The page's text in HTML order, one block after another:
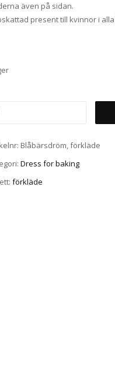
även på sidan.
present till kvinnor i
Blåbärsdröm, förkläde
Dress for baking
förkläde